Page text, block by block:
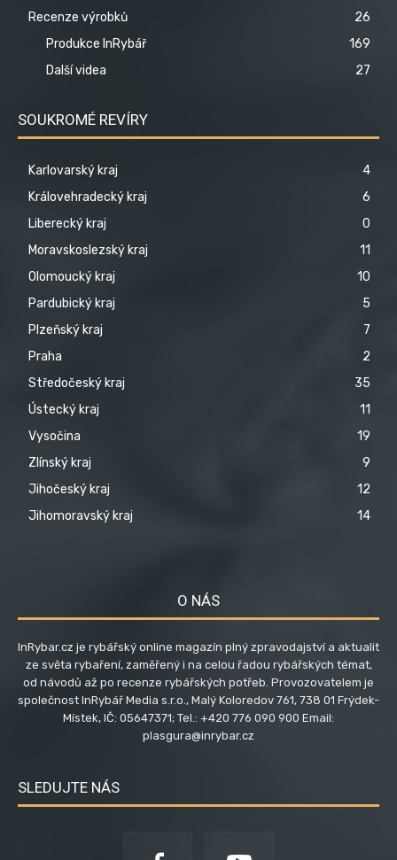
Recenze výrobků
26
Produkce InRybář
169
Další videa
27
SOUKROMÉ REVÍRY
Karlovarský kraj
4
Královehradecký kraj
6
Liberecký kraj
0
Moravskoslezský kraj
11
Olomoucký kraj
10
Pardubický kraj
5
Plzeňský kraj
7
Praha
2
Středočeský kraj
35
Ústecký kraj
11
Vysočina
19
Zlínský kraj
9
Jihočeský kraj
12
Jihomoravský kraj
14
O NÁS
InRybar.cz je rybářský online magazín plný zpravodajství a aktualit
ze světa rybaření, zaměřený i na celou řadou rybářských témat,
od návodů až po recenze rybářských potřeb. Provozovatelem je
společnost InRybář Media s.r.o., Malý Koloredov 761, 738 01 Frýdek-
Místek, IČ: 05647371; Tel.: +420 776 090 900 Email:
plasgura@inrybar.cz
SLEDUJTE NÁS